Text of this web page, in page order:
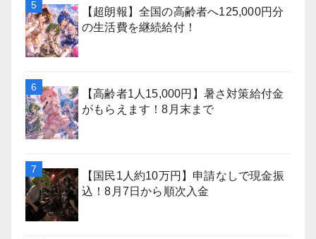
【超朗報】全国の高齢者へ125,000円分
の生活費を継続給付！
【高齢者1人15,000円】暑さ対策給付金
がもらえます！8月末まで
【国民1人約10万円】申請なしで現金振
込！8月7日から順次入金